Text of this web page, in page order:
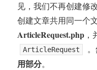
见，我们不再创建修
创建文章共用同一个
ArticleRequest.php
ArticleRequest
用部分。